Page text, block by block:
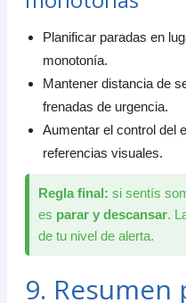
Planificar paradas en
monotonía.
Mantener distancia de
frenadas de urgencia.
Aumentar el control del
referencias visuales.
Regla final: si sentís
es parar y descansar.
de tu nivel de alerta.
9. Resumen